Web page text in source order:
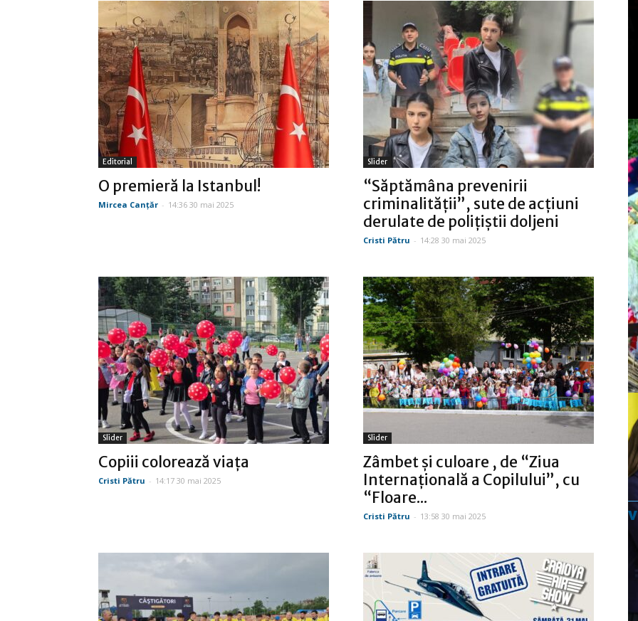
Editorial
O premieră la Istanbul!
Mircea Canţăr - 14:36 30 mai 2025
Slider
“Săptămâna prevenirii
criminalităţii”, sute de acţiuni
derulate de poliţiştii doljeni
Cristi Pătru - 14:28 30 mai 2025
Slider
Copiii colorează viața
Cristi Pătru - 14:17 30 mai 2025
Slider
Zâmbet şi culoare , de “Ziua
Internaţională a Copilului”, cu
“Floare...
Cristi Pătru - 13:58 30 mai 2025